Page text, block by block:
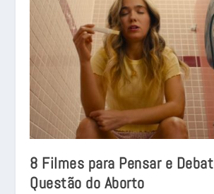
8 Filmes para Pensar e
Questão do Aborto